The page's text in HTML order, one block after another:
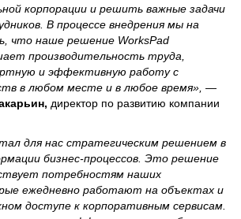
корпорации и решить важные задачи
В процессе внедрения мы на
что наше решение WorksPad
производительность труда,
и эффективную работу с
в любом месте и в любое время», —
директор по развитию компании
для нас стратегическим решением в
бизнес-процессов. Это решение
потребностям наших
ежедневно работают на объектах и
доступе к корпоративным сервисам.